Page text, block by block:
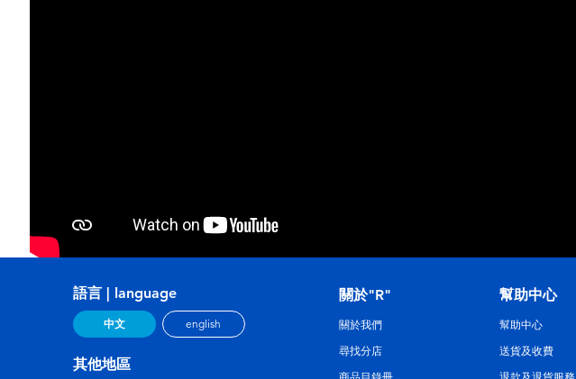
語言 | language
中文 english
其他地區
關於"R"
關於我們
尋找分店
幫助中心
幫助中心
送貨及收費